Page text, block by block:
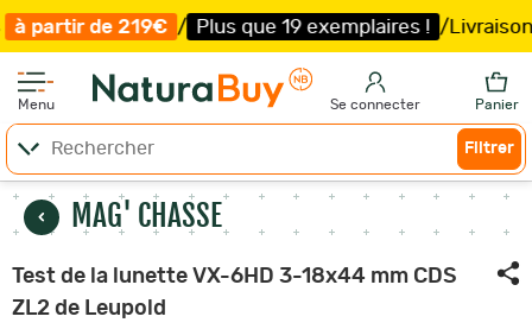
/ Plus que 19 exemplaires ! / Livraison offerte et
Menu Se connecter Panier
Filtrer
MAG' CHASSE
Test de la lunette VX-6HD 3-18x44 mm CDS
ZL2 de Leupold